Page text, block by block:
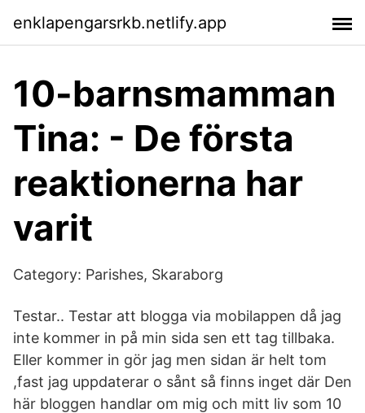
enklapengarsrkb.netlify.app
10-barnsmamman
Tina: - De första
reaktionerna har
varit
Category: Parishes, Skaraborg
Testar.. Testar att blogga via mobilappen då jag
inte kommer in på min sida sen ett tag tillbaka.
Eller kommer in gör jag men sidan är helt tom
,fast jag uppdaterar o sånt så finns inget där Den
här bloggen handlar om mig och mitt liv som 10